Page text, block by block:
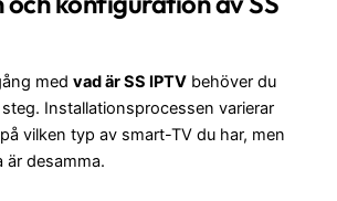
med vad är SS IPTV behöver du
Installationsprocessen varierar
vilken typ av smart-TV du har, men
är desamma.